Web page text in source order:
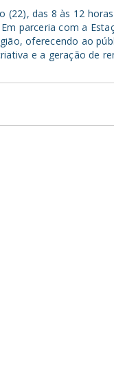
(22), das 8 às 12
parceria com a
oferecendo ao
e a geração de